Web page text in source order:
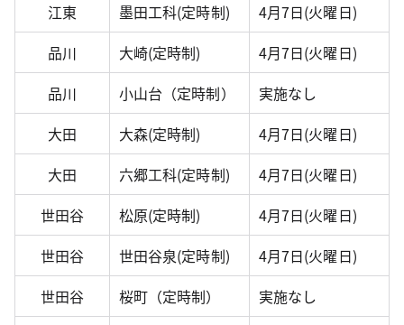
江東
墨田工科(定時制)
4月7日(火曜日)
品川
大崎(定時制)
4月7日(火曜日)
品川
小山台（定時制）
実施なし
大田
大森(定時制)
4月7日(火曜日)
大田
六郷工科(定時制)
4月7日(火曜日)
世田谷
松原(定時制)
4月7日(火曜日)
世田谷
世田谷泉(定時制)
4月7日(火曜日)
世田谷
桜町（定時制）
実施なし